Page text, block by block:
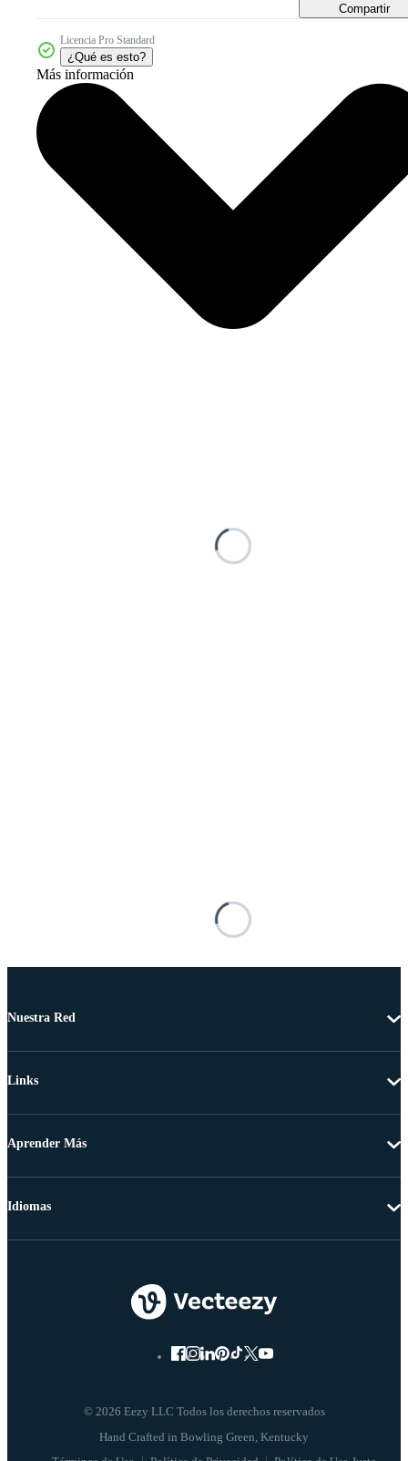
Compartir
Licencia Pro Standard
¿Qué es esto?
Más información
Nuestra Red
Links
Aprender Más
© 2026 Eezy LLC Todos los derechos reservados
Idiomas